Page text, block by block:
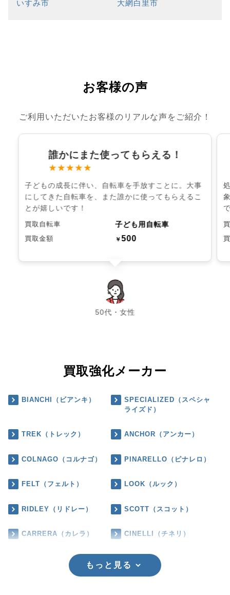
いすみ市 大網白里市
お客様の声
ご利用いただいたお客様のリアルな声をご紹介！
誰かにまた使ってもらえる！
★★★★★
子どもの成長に伴い、自転車を手放すことに。大事
にしてきた自転車を、また誰かに使ってもらえるこ
とが嬉しいです！
買取自転車 子ども用自転車
買取金額 ￥500
50代・女性
chevron_left chevron_right
買取強化メーカー
BIANCHI（ビアンキ）
SPECIALIZED（スペシャ
ライズド）
TREK（トレック） ANCHOR（アンカー）
COLNAGO（コルナゴ） PINARELLO（ピナレロ）
FELT（フェルト） LOOK（ルック）
RIDLEY（リドレー） SCOTT（スコット）
CARRERA（カレラ） CINELLI（チネリ）
もっと見る